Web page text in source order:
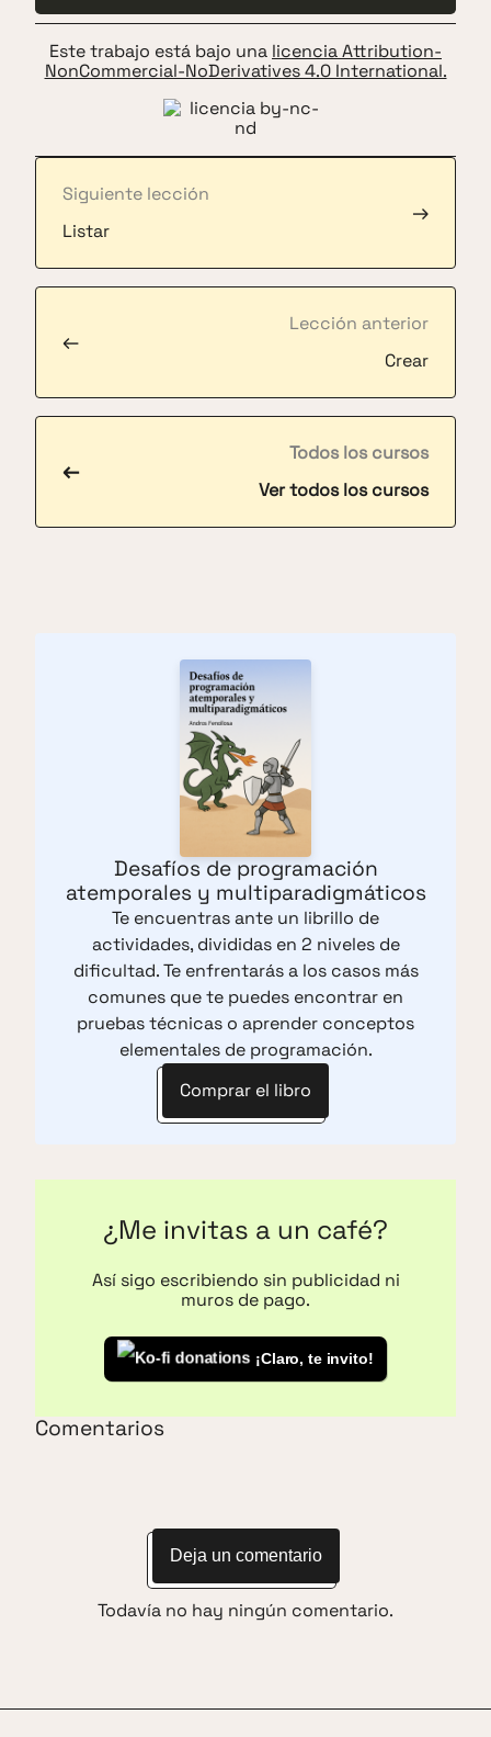
Este trabajo está bajo una licencia Attribution-
NonCommercial-NoDerivatives 4.0 International.
Lección anterior
Crear
←
Siguiente lección
Listar
→
Todos los cursos
Ver todos los cursos
←
Desafíos de programación
atemporales y multiparadigmáticos
Te encuentras ante un librillo de
actividades, divididas en 2 niveles de
dificultad. Te enfrentarás a los casos más
comunes que te puedes encontrar en
pruebas técnicas o aprender conceptos
elementales de programación.
Comprar el libro
¿Me invitas a un café?
Así sigo escribiendo sin publicidad ni
muros de pago.
¡Claro, te invito!
Comentarios
Deja un comentario
Todavía no hay ningún comentario.